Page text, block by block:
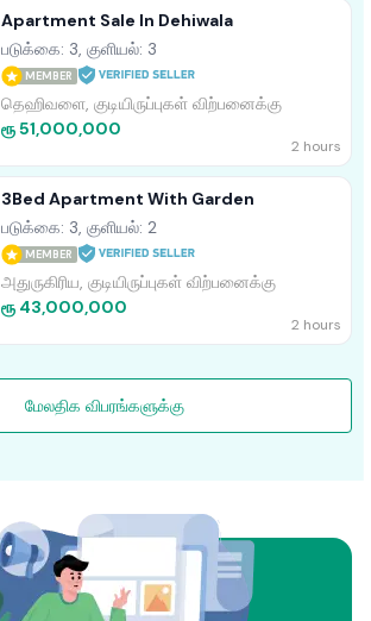
Apartment Sale In Dehiwala
படுக்கை: 3, குளியல்: 3
MEMBER
தெஹிவளை, குடியிருப்புகள் விற்பனைக்கு
ரூ 51,000,000
2 hours
3Bed Apartment With Garden
படுக்கை: 3, குளியல்: 2
MEMBER
அதுருகிரிய, குடியிருப்புகள் விற்பனைக்கு
ரூ 43,000,000
2 hours
மேலதிக விபரங்களுக்கு